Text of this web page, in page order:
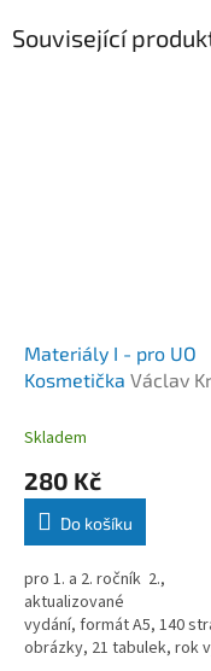
Související
Materiály I - pro UO
Kosmetička Václav
Skladem
280 Kč
Do košíku
pro 1. a 2. ročník 2.,
aktualizované
vydání, formát A5, 140
obrázky , 21 tabulek, rok